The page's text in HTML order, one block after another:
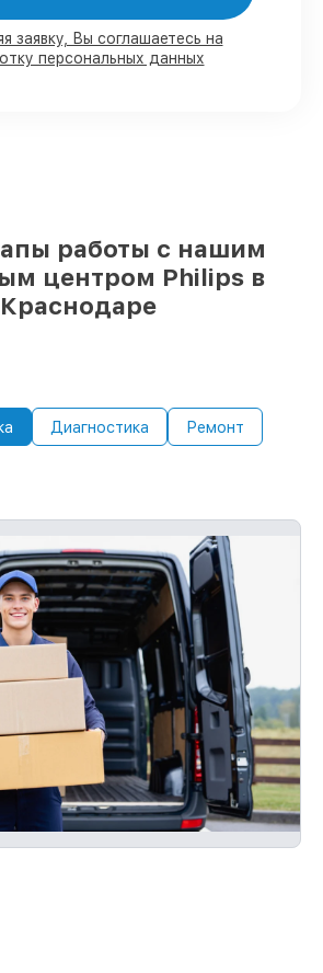
реплик с возможностью
для любого бюджета
быстро и без задержек, при
начале работ
заявку, Вы соглашаетесь на
персональных данных
работы с нашим
центром Philips в
Краснодаре
Диагностика Ремонт